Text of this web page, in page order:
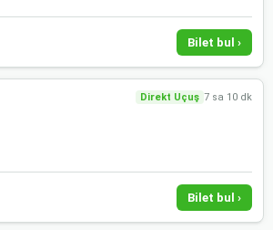
Bilet bul ›
Direkt Uçuş 7 sa 10 dk
Bilet bul ›